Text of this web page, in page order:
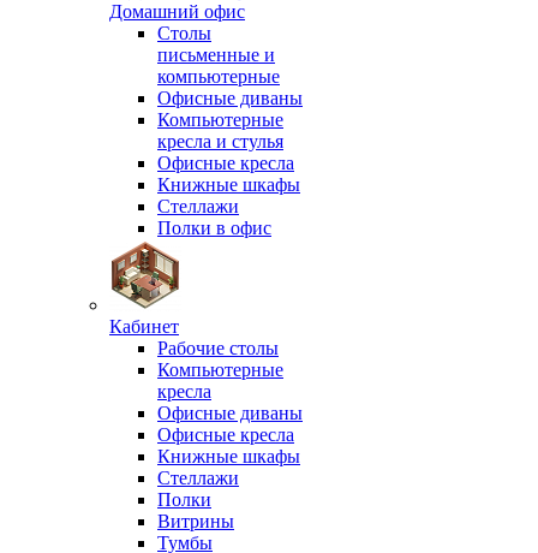
Домашний офис
Столы
письменные и
компьютерные
Офисные диваны
Компьютерные
кресла и стулья
Офисные кресла
Книжные шкафы
Стеллажи
Полки в офис
Кабинет
Рабочие столы
Компьютерные
кресла
Офисные диваны
Офисные кресла
Книжные шкафы
Стеллажи
Полки
Витрины
Тумбы